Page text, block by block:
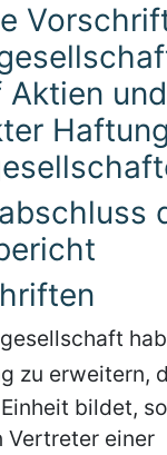
und
zu erweitern,
bildet,
Vertreter einer